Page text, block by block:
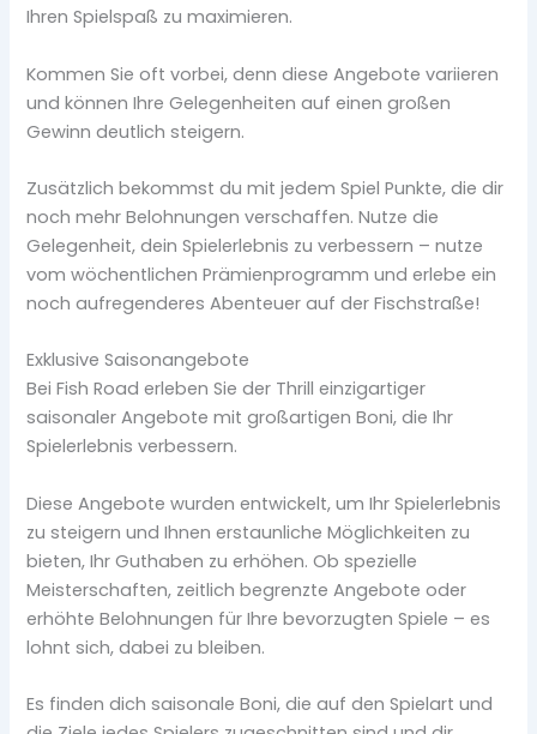
Ihren Spielspaß zu maximieren.
Kommen Sie oft vorbei, denn diese Angebote variieren
und können Ihre Gelegenheiten auf einen großen
Gewinn deutlich steigern.
Zusätzlich bekommst du mit jedem Spiel Punkte, die dir
noch mehr Belohnungen verschaffen. Nutze die
Gelegenheit, dein Spielerlebnis zu verbessern – nutze
vom wöchentlichen Prämienprogramm und erlebe ein
noch aufregenderes Abenteuer auf der Fischstraße!
Exklusive Saisonangebote
Bei Fish Road erleben Sie der Thrill einzigartiger
saisonaler Angebote mit großartigen Boni, die Ihr
Spielerlebnis verbessern.
Diese Angebote wurden entwickelt, um Ihr Spielerlebnis
zu steigern und Ihnen erstaunliche Möglichkeiten zu
bieten, Ihr Guthaben zu erhöhen. Ob spezielle
Meisterschaften, zeitlich begrenzte Angebote oder
erhöhte Belohnungen für Ihre bevorzugten Spiele – es
lohnt sich, dabei zu bleiben.
Es finden dich saisonale Boni, die auf den Spielart und